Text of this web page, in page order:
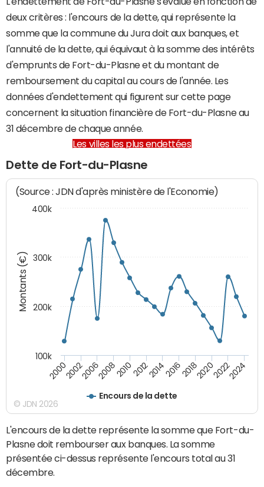
deux critères : l'encours de la dette, qui représente la
somme que la commune du Jura doit aux banques, et
l'annuité de la dette, qui équivaut à la somme des intérêts
d'emprunts de Fort-du-Plasne et du montant de
remboursement du capital au cours de l'année. Les
données d'endettement qui figurent sur cette page
concernent la situation financière de Fort-du-Plasne au
31 décembre de chaque année.
Les villes les plus endettées
Dette de Fort-du-Plasne
Montants (€)
(Source : JDN d'après ministère de l'Economie)
Encours de la dette
200020022006200820102012201420162018202020222024
100k
200k
300k
400k
© JDN 2026
L'encours de la dette représente la somme que Fort-du-
Plasne doit rembourser aux banques. La somme
présentée ci-dessus représente l'encours total au 31
décembre.